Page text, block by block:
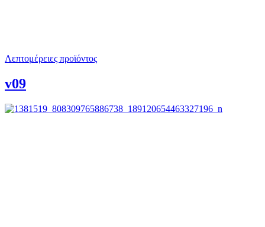
Λεπτομέρειες προϊόντος
v09